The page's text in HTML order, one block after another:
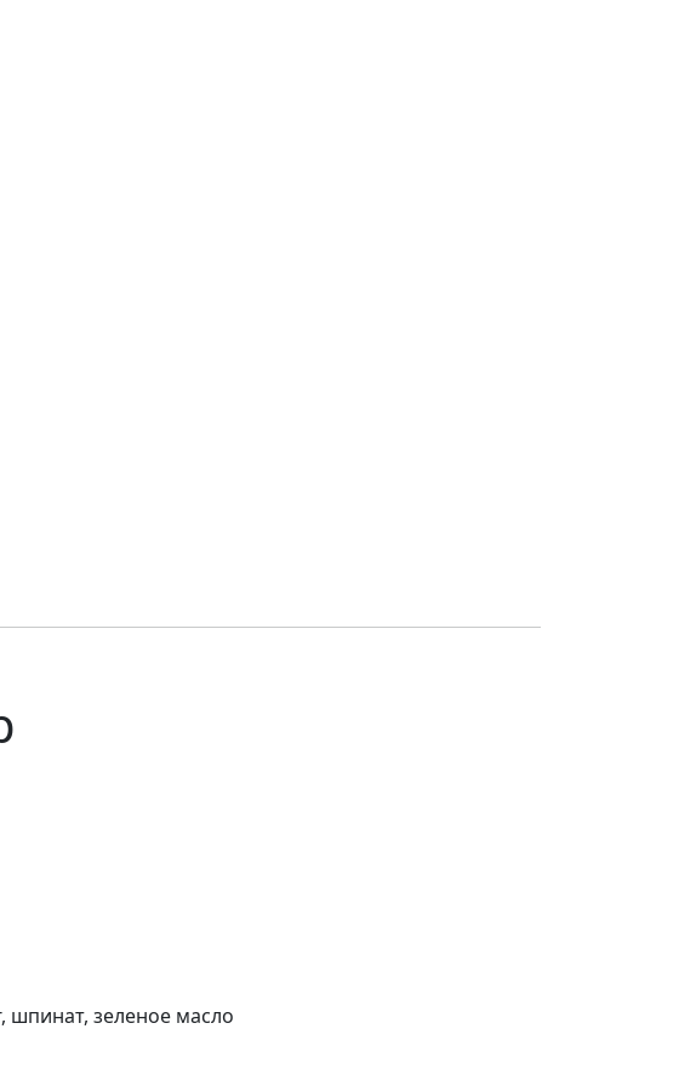
шпинат, зеленое масло